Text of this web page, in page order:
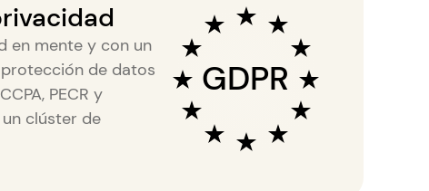
en mente y con un
de datos
PECR y
clúster de
GDPR